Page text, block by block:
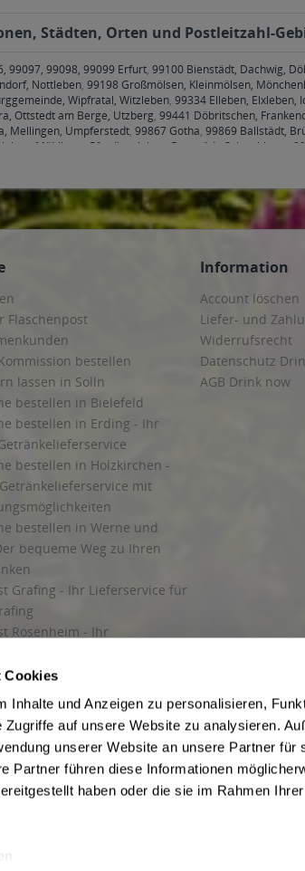
Cookies
Inhalte und Anzeigen zu personalisieren,
Zugriffe auf unsere Website zu analysieren.
unserer Website an unsere Partner für
Partner führen diese Informationen
haben oder die sie im Rahmen
Städten, Orten und Postleitzahl-
99097, 99098, 99099 Erfurt, 99100 Bienstädt, Dachwig,
Nottleben, 99198 Großmölsen, Kleinmölsen,
Wipfratal, Witzleben, 99334 Elleben, Elxleben,
Ottstedt am Berge, Utzberg, 99441 Döbritschen,
Mellingen, Umpferstedt, 99867 Gotha, 99869 Ballstädt,
Mühlberg, Pferdingsleben, Remstädt, Schwabhaus
Flaschenpost
bestellen
lassen in Solln
bestellen in Bielefeld
bestellen in Erding - Ihr
bestellen in Holzkirchen -
mit
bestellen in Werne und
bequeme Weg zu Ihren
Grafing - Ihr Lieferservice für
Rosenheim - Ihr
Getränke
Information
Account löschen
Liefer- und
Widerrufsrecht
Datenschutz
AGB Drink now